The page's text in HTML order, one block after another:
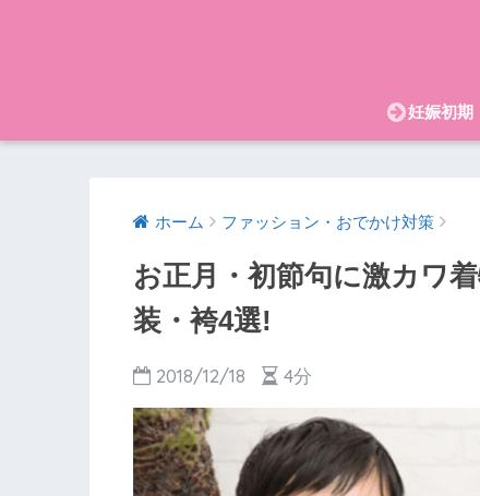
妊娠初期
ホーム ファッション・おでかけ対策
お正月・初節句に激カワ
装・袴4選!
2018/12/18 4分